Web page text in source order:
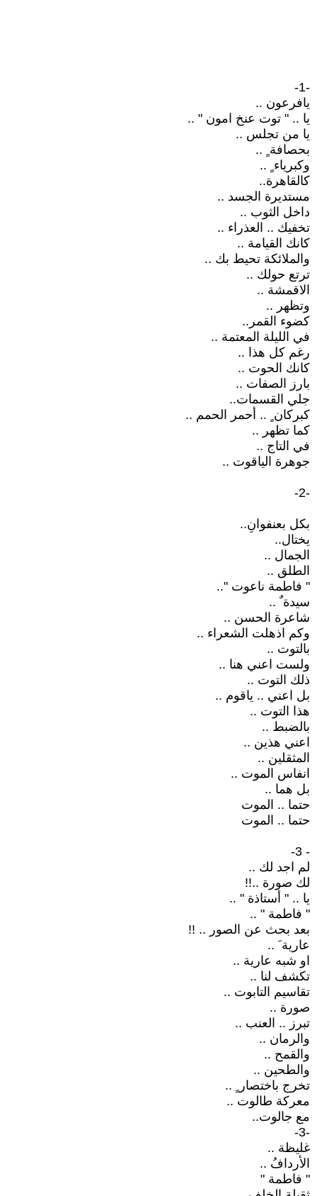
-1-
يافرعون ..
يا .. " توت عنخ امون " ..
يا من تجلس ..
بحصافة ٍ ..
وكبرياء ٍ ..
كالقاهرة..
مستديرة الجسد ..
داخل الثوب ..
تخفيك .. العذراء ..
كانك القيامة ..
والملائكة تحيط بك ..
ترتع حولك ..
الاقمشة ..
وتظهر ..
كضوء القمر..
في الليلة المعتمة ..
رغم كل هذا ..
كانك الحوت ..
بارز الصفات ..
جلي القسمات..
كبركان ٍ .. أحمر الحمم ..
كما تظهر ..
في التاج ..
جوهرة الياقوت ..
-2-
بكل بعنفوانِ..
يختال..
الجمال ..
الطلق ..
" فاطمة ناعوت "..
سيدة ٌ ..
شاعرة الحسن ..
وكم اذهلت الشعراء ..
بالتوت ..
ولست اعني هنا ..
ذلك التوت ..
بل اعني .. ياقوم ..
هذا التوت ..
بالضبط ..
اعني هذين ..
المثقلين ..
انفاس الموت ..
بل هما ..
حتما .. الموت
حتما .. الموت
- 3-
لم اجد لك ..
لك صورة ..!!
يا .. " أستاذة " ..
" فاطمة " ..
بعد بحث عن الصور .. !!
عارية َ ..
او شبه عارية ..
تكشف لنا ..
تقاسيم التابوت ..
صورة ..
تبرز .. العنب ..
والرمان ..
والقمح ..
والطحين ..
تخرج باختصار ٍ ..
معركة طالوت ..
مع جالوت..
-3-
غليظة ..
الأردافُ ..
" فاطمة "